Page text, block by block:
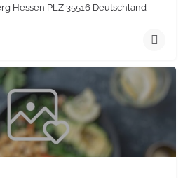
Hessen PLZ 35516 Deutschland